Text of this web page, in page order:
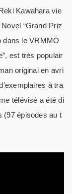
Kawahara vie
“Grand Priz
dans le VRMMO
est très populair
original en avri
à tra
télévisé a été di
(97 épisodes au t